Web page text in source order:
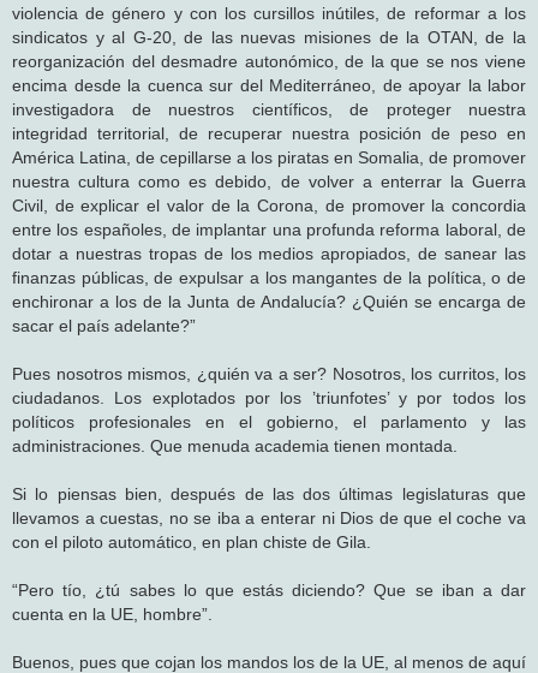
violencia de género y con los cursillos inútiles, de reformar a los
sindicatos y al G-20, de las nuevas misiones de la OTAN, de la
reorganización del desmadre autonómico, de la que se nos viene
encima desde la cuenca sur del Mediterráneo, de apoyar la labor
investigadora de nuestros científicos, de proteger nuestra
integridad territorial, de recuperar nuestra posición de peso en
América Latina, de cepillarse a los piratas en Somalia, de promover
nuestra cultura como es debido, de volver a enterrar la Guerra
Civil, de explicar el valor de la Corona, de promover la concordia
entre los españoles, de implantar una profunda reforma laboral, de
dotar a nuestras tropas de los medios apropiados, de sanear las
finanzas públicas, de expulsar a los mangantes de la política, o de
enchironar a los de la Junta de Andalucía? ¿Quién se encarga de
sacar el país adelante?”
Pues nosotros mismos, ¿quién va a ser? Nosotros, los curritos, los
ciudadanos. Los explotados por los ’triunfotes’ y por todos los
políticos profesionales en el gobierno, el parlamento y las
administraciones. Que menuda academia tienen montada.
Si lo piensas bien, después de las dos últimas legislaturas que
llevamos a cuestas, no se iba a enterar ni Dios de que el coche va
con el piloto automático, en plan chiste de Gila.
“Pero tío, ¿tú sabes lo que estás diciendo? Que se iban a dar
cuenta en la UE, hombre”.
Buenos, pues que cojan los mandos los de la UE, al menos de aquí